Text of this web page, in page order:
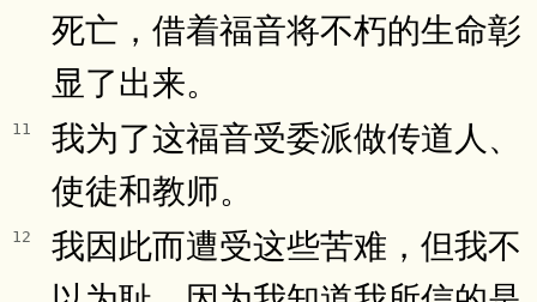
死亡，借着福音将不朽的生命彰
显了出来。
11
我为了这福音受委派做传道人、
使徒和教师。
12
我因此而遭受这些苦难，但我不